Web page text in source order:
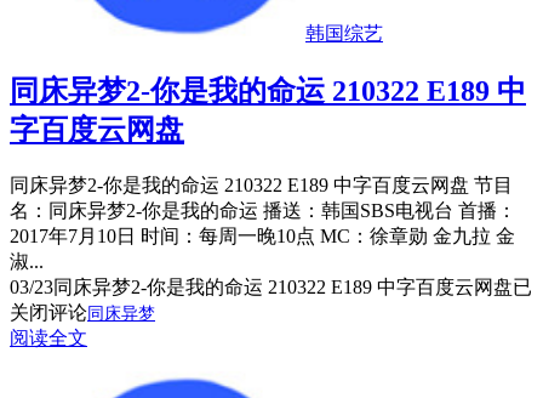
韩国综艺
同床异梦2-你是我的命运 210322 E189 中
字百度云网盘
同床异梦2-你是我的命运 210322 E189 中字百度云网盘 节目
名：同床异梦2-你是我的命运 播送：韩国SBS电视台 首播：
2017年7月10日 时间：每周一晚10点 MC：徐章勋 金九拉 金
淑...
03/23同床异梦2-你是我的命运 210322 E189 中字百度云网盘已
关闭评论 同床异梦
阅读全文